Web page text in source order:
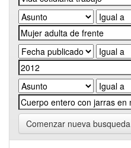
Comenzar nueva busqueda